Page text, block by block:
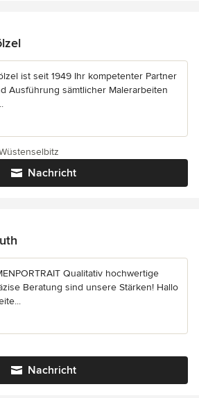
ist seit 1949 Ihr kompetenter Partner
Ausführung sämtlicher Malerarbeiten
Nachricht
Qualitativ hochwertige
Beratung sind unsere Stärken! Hallo
Nachricht